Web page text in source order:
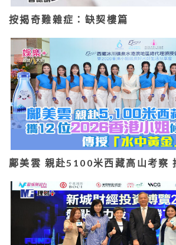
按揭奇難雜症：缺契樓篇
鄺美雲 親赴5100米西藏高山考察